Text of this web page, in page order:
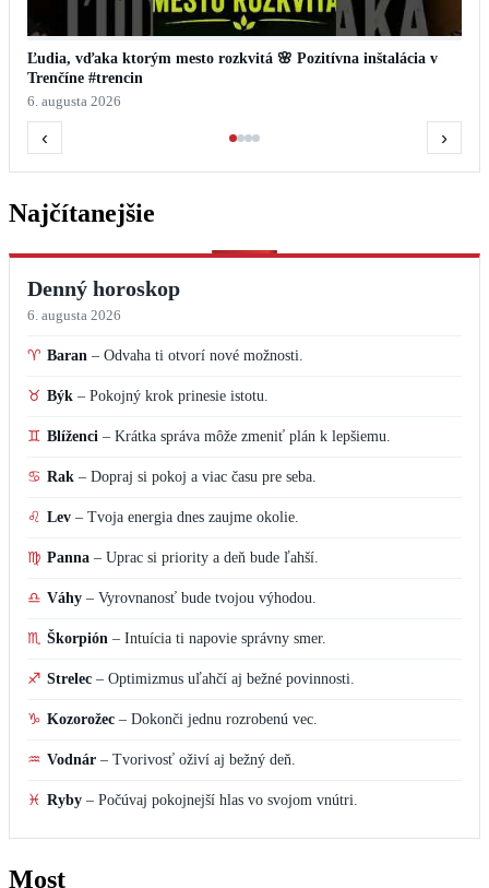
Odvaha ti otvorí nové možnosti.
♉ Býk –Pokojný krok prinesie istotu.
♊ Blíženci–Krátka správa môže zmeniť plán k lepšiemu.
Dopraj si pokoj a viac času pre seba.
♍ Panna Uprac si priority a deň bude ľahší.
♏ Škorpión–
♐ Strelec –Optimizmus uľahčí aj bežné povinnosti.
♑ Kozorožec – Dokonči jednu rozrobenú vec.
♒ Vodnár– Tvorivosť oživí aj bežný deň.
♓ Ryby –Počúvaj pokojnejší hlas vo svojom vnútri.
Most
V supermarkete
Med nekupujem
Vote